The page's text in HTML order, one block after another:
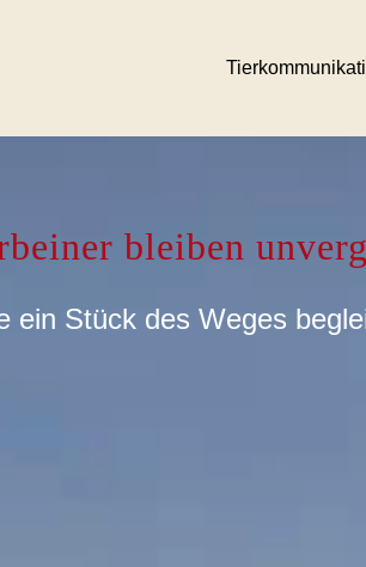
bleiben
ein Stück des Weges